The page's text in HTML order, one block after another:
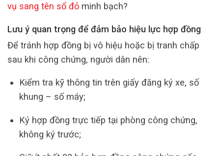
vụ sang tên sổ đỏ minh bạch?
Lưu ý quan trọng để đảm bảo hiệu lực hợp đồng
Để tránh hợp đồng bị vô hiệu hoặc bị tranh chấp
sau khi công chứng, người dân nên:
Kiểm tra kỹ thông tin trên giấy đăng ký xe, số
khung – số máy;
Ký hợp đồng trực tiếp tại phòng công chứng,
không ký trước;